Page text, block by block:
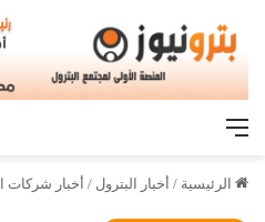
القائمة
الرئيسية / أخبار البترول / أخبار شركات